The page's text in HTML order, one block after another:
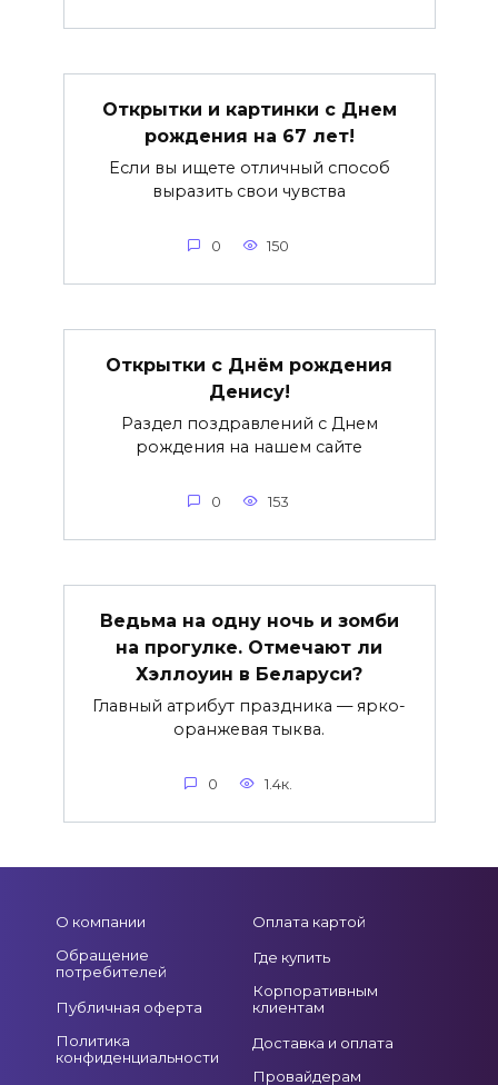
Открытки и картинки с Днем
рождения на 67 лет!
Если вы ищете отличный способ
выразить свои чувства
0 150
Открытки с Днём рождения
Денису!
Раздел поздравлений с Днем
рождения на нашем сайте
0 153
Ведьма на одну ночь и зомби
на прогулке. Отмечают ли
Хэллоуин в Беларуси?
Главный атрибут праздника — ярко-
оранжевая тыква.
0 1.4к.
О компании
Обращение
потребителей
Публичная оферта
Политика
конфиденциальности
Оплата картой
Где купить
Корпоративным
клиентам
Доставка и оплата
Провайдерам